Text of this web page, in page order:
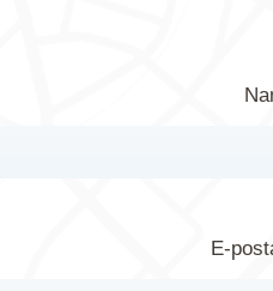
E-